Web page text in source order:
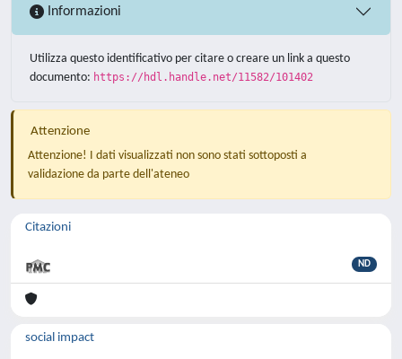
Informazioni
Utilizza questo identificativo per citare o creare un link a questo
documento: https://hdl.handle.net/11582/101402
Attenzione
Attenzione! I dati visualizzati non sono stati sottoposti a
validazione da parte dell'ateneo
Citazioni
ND
social impact